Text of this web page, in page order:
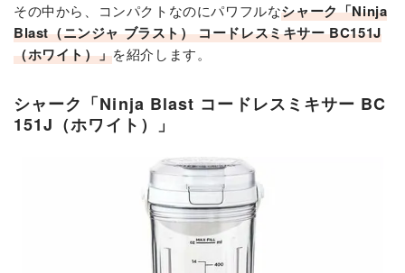
その中から、コンパクトなのにパワフルなシャーク「Ninja
Blast（ニンジャ ブラスト） コードレスミキサー BC151J
（ホワイト）」を紹介します。
シャーク「Ninja Blast コードレスミキサー BC
151J（ホワイト）」